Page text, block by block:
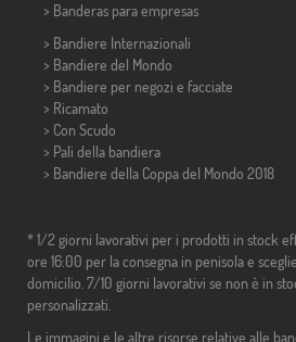
> Banderas para empresas
> Bandiere Internazionali
> Bandiere del Mondo
> Bandiere per negozi e facciate
> Ricamato
> Con Scudo
> Pali della bandiera
> Bandiere della Coppa del Mondo 2018
* 1/2 giorni lavorativi per i prodotti in stock
ore 16:00 per la consegna in penisola e
domicilio. 7/10 giorni lavorativi se non è in
personalizzati.
Le immagini e le altre risorse relative alle